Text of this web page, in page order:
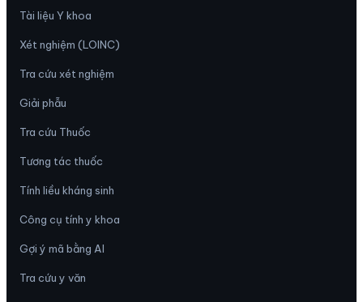
Tài liệu Y khoa
Xét nghiệm (LOINC)
Tra cứu xét nghiệm
Giải phẫu
Tra cứu Thuốc
Tương tác thuốc
Tính liều kháng sinh
Công cụ tính y khoa
Gợi ý mã bằng AI
Tra cứu y văn